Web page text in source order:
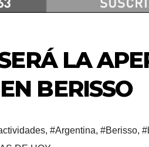
LA
BERISSO
, #Argentina, #Berisso,